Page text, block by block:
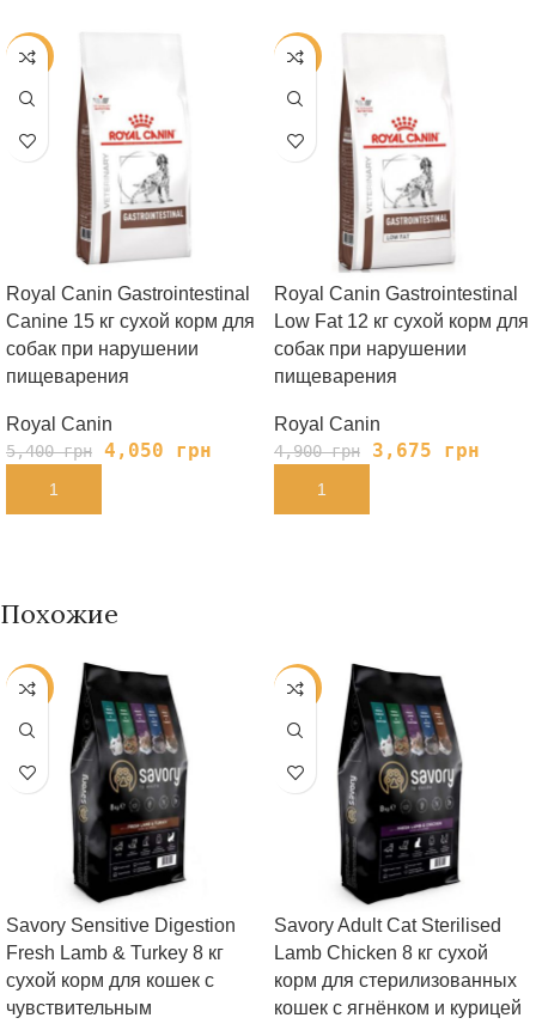
-25%
Royal Canin Gastrointestinal
Canine 15 кг сухой корм для
собак при нарушении
пищеварения
Royal Canin
5,400грн 4,050 грн
В КОРЗИНУ
-25%
Royal Canin Gastrointestinal
Low Fat 12 кг сухой корм для
собак при нарушении
пищеварения
Royal Canin
4,900грн 3,675 грн
В КОРЗИНУ
Похожие
-38%
Savory Sensitive Digestion
Fresh Lamb & Turkey 8 кг
сухой корм для кошек с
чувствительным
-38%
Savory Adult Cat Sterilised
Lamb Chicken 8 кг сухой
корм для стерилизованных
кошек с ягнёнком и курицей